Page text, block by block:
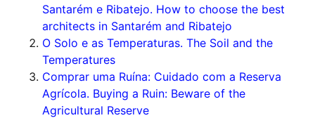
Santarém e Ribatejo. How to choose the best
architects in Santarém and Ribatejo
O Solo e as Temperaturas. The Soil and the
Temperatures
Comprar uma Ruína: Cuidado com a Reserva
Agrícola. Buying a Ruin: Beware of the
Agricultural Reserve